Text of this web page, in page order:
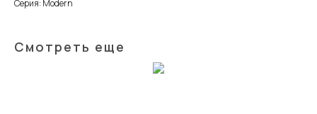
Серия: Modern
Смотреть еще